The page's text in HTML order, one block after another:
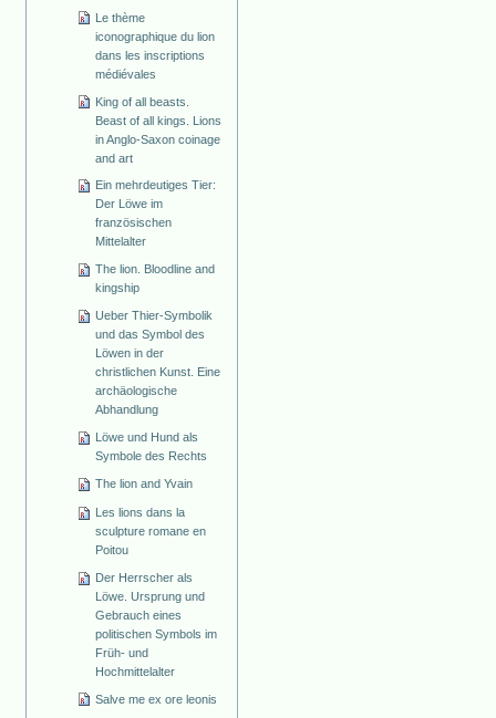
Le thème
iconographique du lion
dans les inscriptions
médiévales
King of all beasts.
Beast of all kings. Lions
in Anglo-Saxon coinage
and art
Ein mehrdeutiges Tier:
Der Löwe im
französischen
Mittelalter
The lion. Bloodline and
kingship
Ueber Thier-Symbolik
und das Symbol des
Löwen in der
christlichen Kunst. Eine
archäologische
Abhandlung
Löwe und Hund als
Symbole des Rechts
The lion and Yvain
Les lions dans la
sculpture romane en
Poitou
Der Herrscher als
Löwe. Ursprung und
Gebrauch eines
politischen Symbols im
Früh- und
Hochmittelalter
Salve me ex ore leonis